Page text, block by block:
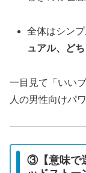
全体はシンプ
ュアル、ど
一目見て「いい
人の男性向けパ
③【意味で